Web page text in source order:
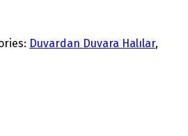
Duvardan Duvara Halılar,